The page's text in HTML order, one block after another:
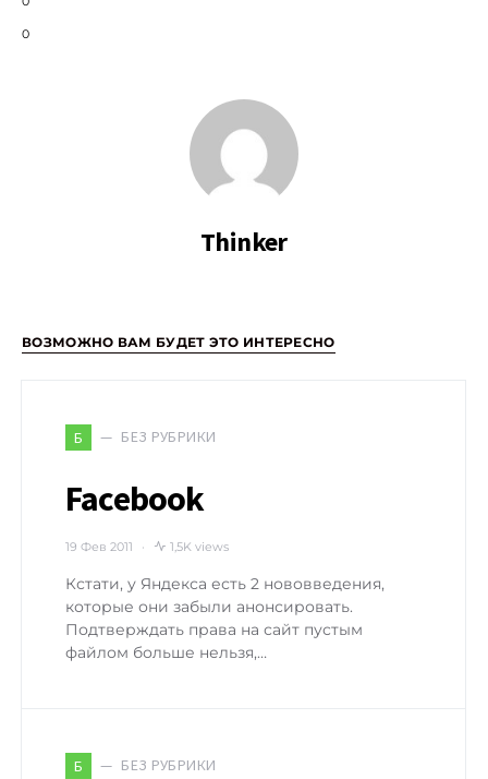
0
Thinker
ВОЗМОЖНО ВАМ БУДЕТ ЭТО ИНТЕРЕСНО
Б БЕЗ РУБРИКИ
Facebook
19 Фев 2011 1,5K views
Кстати, у Яндекса есть 2 нововведения,
которые они забыли анонсировать.
Подтверждать права на сайт пустым
файлом больше нельзя,…
Б БЕЗ РУБРИКИ